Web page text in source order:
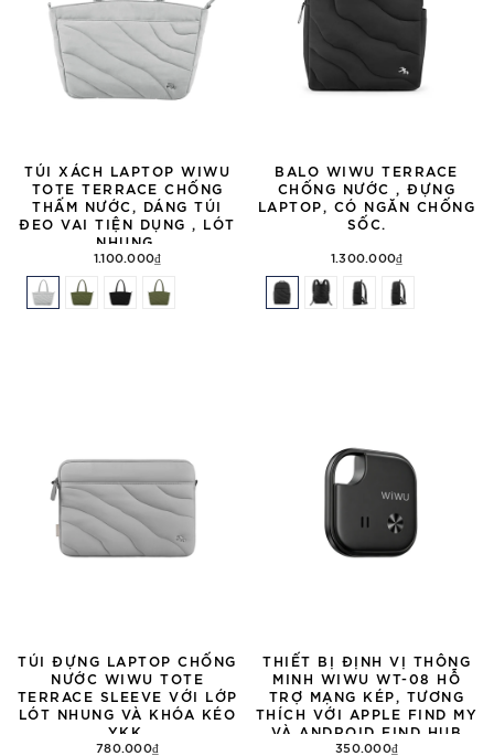
TÚI XÁCH LAPTOP WIWU
TOTE TERRACE CHỐNG
THẤM NƯỚC, DÁNG TÚI
ĐEO VAI TIỆN DỤNG , LÓT
NHUNG.
1.100.000₫
BALO WIWU TERRACE
CHỐNG NƯỚC , ĐỰNG
LAPTOP, CÓ NGĂN CHỐNG
SỐC.
1.300.000₫
TÚI ĐỰNG LAPTOP CHỐNG
NƯỚC WIWU TOTE
TERRACE SLEEVE VỚI LỚP
LÓT NHUNG VÀ KHÓA KÉO
YKK.
780.000₫
THIẾT BỊ ĐỊNH VỊ THÔNG
MINH WIWU WT-08 HỖ
TRỢ MẠNG KÉP, TƯƠNG
THÍCH VỚI APPLE FIND MY
VÀ ANDROID FIND HUB
350.000₫